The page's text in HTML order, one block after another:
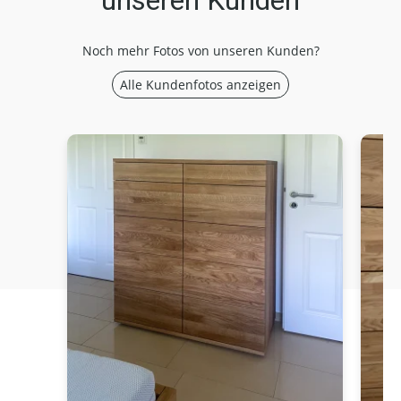
Noch mehr Fotos von unseren Kunden?
Alle Kundenfotos anzeigen